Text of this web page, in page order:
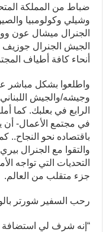
ضباط من المملكة
وشيلي وكولومبيا
الجنرال ميشال عون
الجيش الجنرال
أنحاء كافة أطياف
واطلعوا بشكل مباشر
وجيشه/والجيش
الرابع في بعلبك. كما
في مجتمع الأعمال- أن
باقتصاده نحو النجاح..
والتقوا مع الجنرال
التحديات التي تواجه
جزء متقلب من العالم.
رحب السفير شورتر
“إنه شرف لي استضافة